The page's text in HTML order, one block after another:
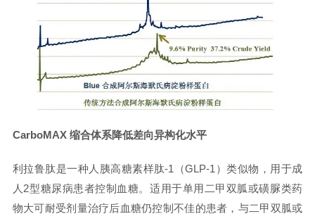
CarboMAX 缩合体系降低差向异构化水平
利拉鲁肽是一种人胰高糖素样肽-1（GLP-1）类似物， 用于成
人2型糖尿病患者控制血糖。适用于单用二甲双胍或磺脲类药
物大可耐受剂量治疗后血糖仍控制不佳的患者，与二甲双胍或